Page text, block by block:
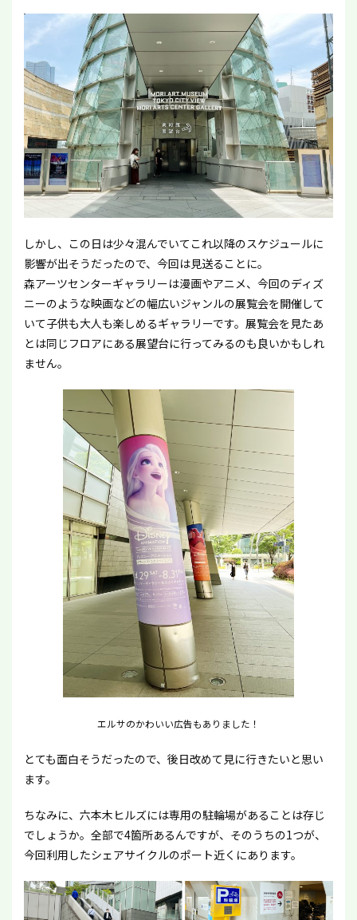
しかし、この日は少々混んでいてこれ以降のスケジュールに
影響が出そうだったので、今回は見送ることに。
森アーツセンターギャラリーは漫画やアニメ、今回のディズ
ニーのような映画などの幅広いジャンルの展覧会を開催して
いて子供も大人も楽しめるギャラリーです。展覧会を見たあ
とは同じフロアにある展望台に行ってみるのも良いかもしれ
ません。
エルサのかわいい広告もありました！
とても面白そうだったので、後日改めて見に行きたいと思い
ます。
ちなみに、六本木ヒルズには専用の駐輪場があることは存じ
でしょうか。全部で4箇所あるんですが、そのうちの1つが、
今回利用したシェアサイクルのポート近くにあります。